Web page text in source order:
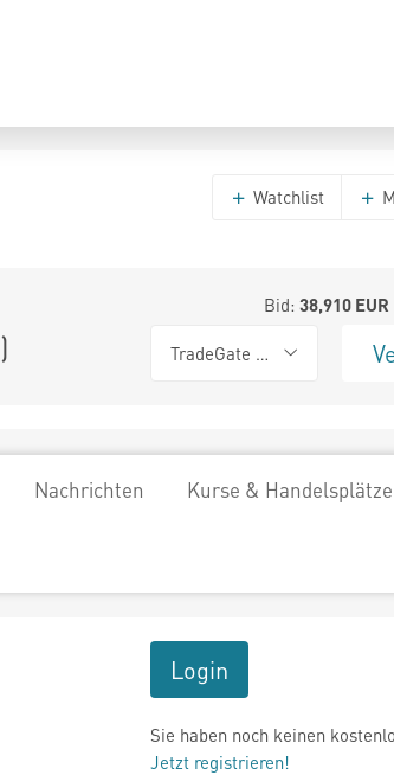
Watchlist
Bid: 38,910EUR
) TradeGate BSX
Nachrichten Kurse & Handelsplätze
Login
Sie haben noch keinen
Jetzt registrieren!